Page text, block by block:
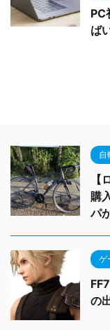
PC
ば
自
購
パ
ゲ
の